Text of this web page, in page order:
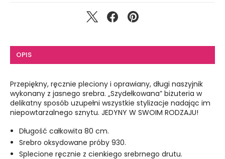
OPIS
Przepiękny, ręcznie pleciony i oprawiany, długi naszyjnik
wykonany z jasnego srebra. „Szydełkowana” biżuteria w
delikatny sposób uzupełni wszystkie stylizacje nadając im
niepowtarzalnego sznytu. JEDYNY W SWOIM RODZAJU!
Długość całkowita 80 cm.
Srebro oksydowane próby 930.
Splecione ręcznie z cienkiego srebrnego drutu.